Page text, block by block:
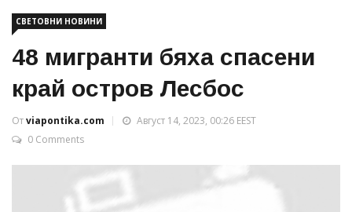
СВЕТОВНИ НОВИНИ
48 мигранти бяха спасени
край остров Лесбос
Отviapontika.com
Август 14, 2023, 00:26 EEST
0 Comments